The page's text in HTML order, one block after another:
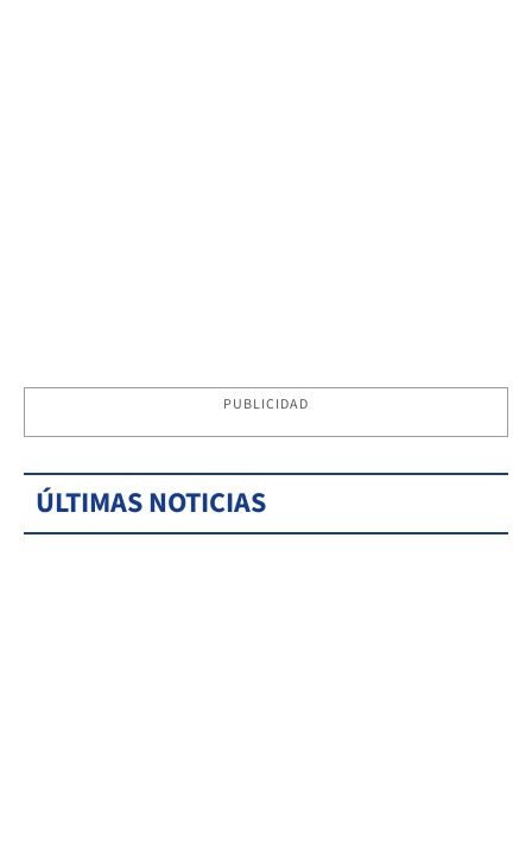
PUBLICIDAD
ÚLTIMAS NOTICIAS